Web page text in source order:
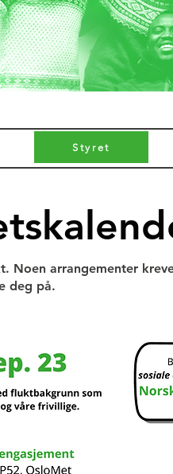
Styret
arrangementer
deg på.